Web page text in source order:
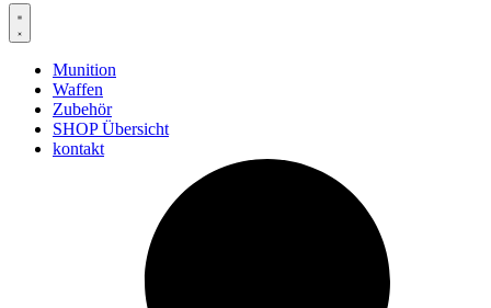
Munition
Waffen
Zubehör
SHOP Übersicht
kontakt